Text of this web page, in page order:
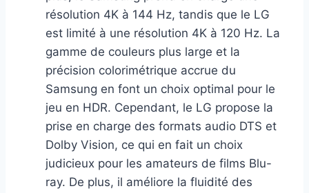
résolution 4K à 144 Hz, tandis que le LG
est limité à une résolution 4K à 120 Hz. La
gamme de couleurs plus large et la
précision colorimétrique accrue du
Samsung en font un choix optimal pour le
jeu en HDR. Cependant, le LG propose la
prise en charge des formats audio DTS et
Dolby Vision, ce qui en fait un choix
judicieux pour les amateurs de films Blu-
ray. De plus, il améliore la fluidité des